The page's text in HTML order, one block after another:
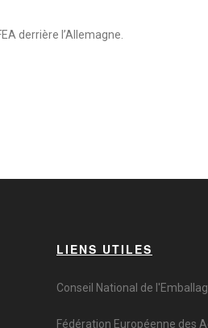
derrière l’Allemagne.
LIENS UTILES
Conseil National de
Fédération Européenne des